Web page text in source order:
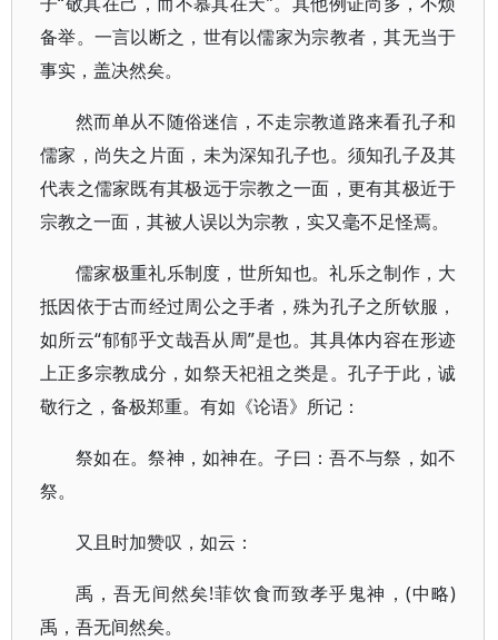
备举。一言以断之，世有以儒家为宗教者，其无当于
事实，盖决然矣。
然而单从不随俗迷信，不走宗教道路来看孔子和
儒家，尚失之片面，未为深知孔子也。须知孔子及其
代表之儒家既有其极远于宗教之一面，更有其极近于
宗教之一面，其被人误以为宗教，实又毫不足怪焉。
儒家极重礼乐制度，世所知也。礼乐之制作，大
抵因依于古而经过周公之手者，殊为孔子之所钦服，
如所云“郁郁乎文哉吾从周”是也。其具体内容在形迹
上正多宗教成分，如祭天祀祖之类是。孔子于此，诚
敬行之，备极郑重。有如《论语》所记：
祭如在。祭神，如神在。子曰：吾不与祭，如不
祭。
又且时加赞叹，如云：
禹，吾无间然矣!菲饮食而致孝乎鬼神，(中略)
禹，吾无间然矣。